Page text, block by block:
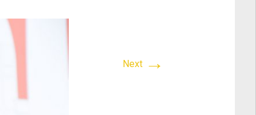
Next →